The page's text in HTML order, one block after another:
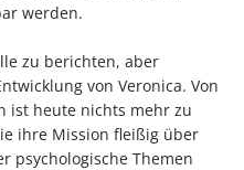
werden.
zu berichten, aber
von Veronica. Von
ist heute nichts mehr zu
ihre Mission fleißig über
psychologische Themen